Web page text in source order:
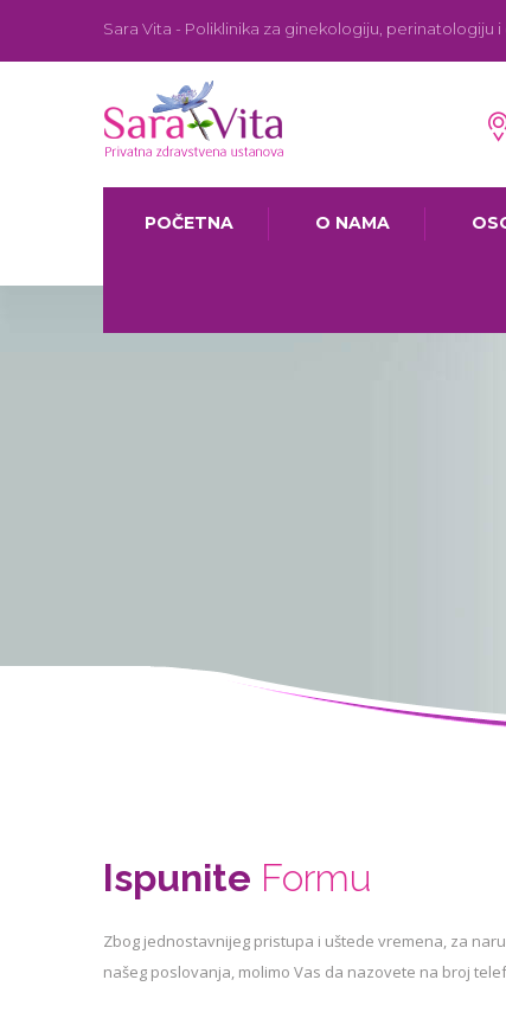
Sara Vita - Poliklinika za ginekologiju, perinatologiju
POČETNA O NAMA
Ispunite Formu
Zbog jednostavnijeg pristupa i uštede vremena, za
našeg poslovanja, molimo Vas da nazovete na broj